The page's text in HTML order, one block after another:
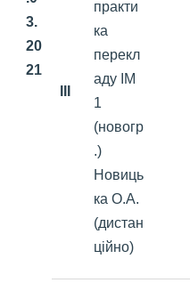
3.
20
21
практи
ка
перекл
аду ІМ
1
(новогр
.)
Новиць
ка О.А.
(дистан
ційно)